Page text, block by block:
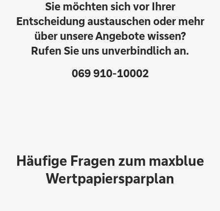
Sie möchten sich vor Ihrer
Entscheidung austauschen oder mehr
über unsere Angebote wissen?
Rufen Sie uns unverbindlich an.
069 910-10002
Häufige Fragen zum maxblue
Wertpapiersparplan